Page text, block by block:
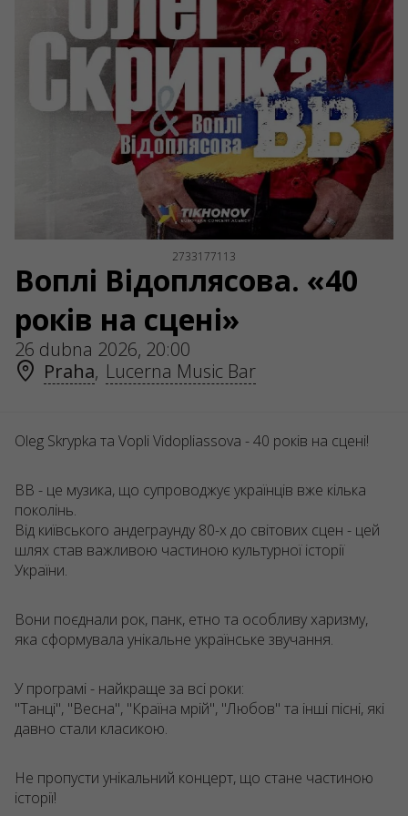
2733177113
Воплі Відоплясова. «40
років на сцені»
26 dubna 2026, 20:00
Praha, Lucerna Music Bar
Oleg Skrypka та Vopli Vidopliassova - 40 років на сцені!
ВВ - це музика, що супроводжує українців вже кілька
поколінь.
Від київського андеграунду 80-х до світових сцен - цей
шлях став важливою частиною культурної історії
України.
Вони поєднали рок, панк, етно та особливу харизму,
яка сформувала унікальне українське звучання.
У програмі - найкраще за всі роки:
"Танці", "Весна", "Країна мрій", "Любов" та інші пісні, які
давно стали класикою.
Не пропусти унікальний концерт, що стане частиною
історії!